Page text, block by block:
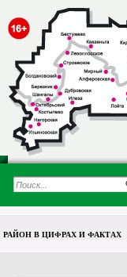
РАЙОН В ЦИФРАХ И ФАКТАХ